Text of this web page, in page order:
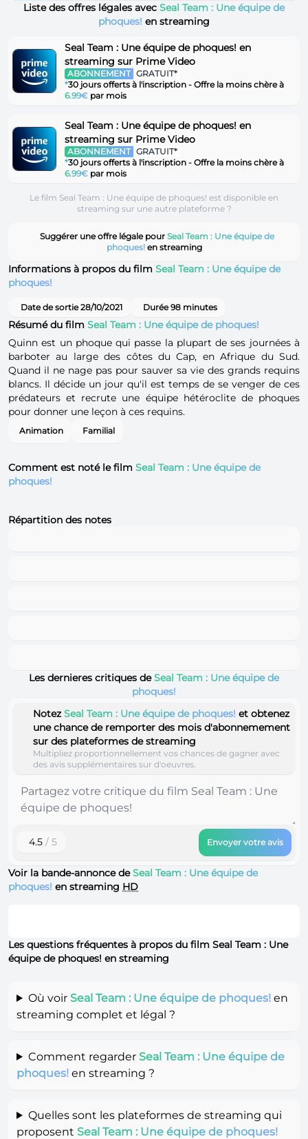
Liste des offres légales avec Seal Team : Une équipe de
phoques! en streaming
Seal Team : Une équipe de phoques! en
streaming sur Prime Video
ABONNEMENT GRATUIT*
*30 jours offerts à l'inscription - Offre la moins chère à
6.99€ par mois
Seal Team : Une équipe de phoques! en
streaming sur Prime Video
ABONNEMENT GRATUIT*
*30 jours offerts à l'inscription - Offre la moins chère à
6.99€ par mois
Le film Seal Team : Une équipe de phoques! est disponible en
streaming sur une autre plateforme ?
Suggérer une offre légale pour Seal Team : Une équipe de
phoques!en streaming
Informations à propos du film Seal Team : Une équipe de
phoques!
Date de sortie 28/10/2021 Durée 98 minutes
Résumé du film Seal Team : Une équipe de phoques!
Quinn est un phoque qui passe la plupart de ses journées à
barboter au large des côtes du Cap, en Afrique du Sud.
Quand il ne nage pas pour sauver sa vie des grands requins
blancs. Il décide un jour qu'il est temps de se venger de ces
prédateurs et recrute une équipe hétéroclite de phoques
pour donner une leçon à ces requins.
Animation Familial
Comment est noté le film Seal Team : Une équipe de
phoques!
Répartition des notes
Les dernieres critiques deSeal Team : Une équipe de
phoques!
NotezSeal Team : Une équipe de phoques! et obtenez
une chance de remporter des mois d'abonnemement
sur des plateformes de streaming
Multipliez proportionnellement vos chances de gagner avec
des avis supplémentaires sur d'oeuvres.
4.5 / 5 Envoyer votre avis
Voir la bande-annonce deSeal Team : Une équipe de
phoques! en streaming HD
Les questions fréquentes à propos du film Seal Team : Une
équipe de phoques! en streaming
Où voir Seal Team : Une équipe de phoques!en
streaming complet et légal ?
Comment regarder Seal Team : Une équipe de
phoques! en streaming ?
Quelles sont les plateformes de streaming qui
proposent Seal Team : Une équipe de phoques!